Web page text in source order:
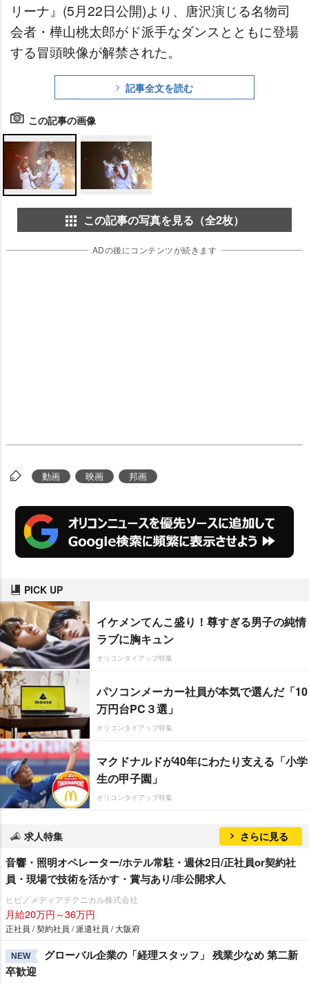
リーナ』(5月22日公開)より、唐沢演じる名物司
会者・樺山桃太郎がド派手なダンスとともに登場
する冒頭映像が解禁された。
記事全文を読む
この記事の画像
この記事の写真を見る（全2枚）
ADの後にコンテンツが続きます
動画 映画 邦画
PICK UP
イケメンてんこ盛り！尊すぎる男子の純情
ラブに胸キュン
オリコンタイアップ特集
パソコンメーカー社員が本気で選んだ「10
万円台PC３選」
オリコンタイアップ特集
マクドナルドが40年にわたり支える「小学
生の甲子園」
オリコンタイアップ特集
求人特集 さらに見る
音響・照明オペレーター/ホテル常駐・週休2日/正社員or契約社
員・現場で技術を活かす・賞与あり/非公開求人
ヒビノメディアテクニカル株式会社
月給20万円～36万円
正社員 / 契約社員 / 派遣社員 / 大阪府
NEW
グローバル企業の「経理スタッフ」 残業少なめ 第二新
卒歓迎